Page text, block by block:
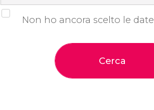
Non ho ancora scelto le date
Cerca